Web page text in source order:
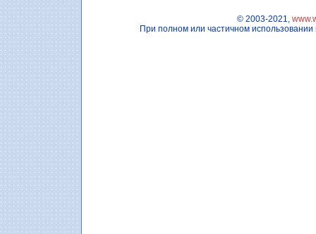
© 2003-2021,
При полном или частичном